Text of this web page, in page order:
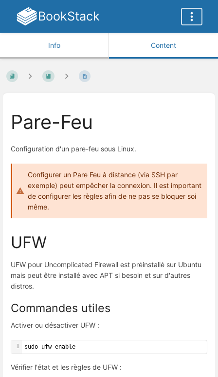
BookStack
Info Content
Pare-Feu
Configuration d'un pare-feu sous Linux.
Configurer un Pare Feu à distance (via SSH par
exemple) peut empêcher la connexion. Il est important
de configurer les règles afin de ne pas se bloquer soi
même.
UFW
UFW pour Uncomplicated Firewall est préinstallé sur Ubuntu
mais peut être installé avec APT si besoin et sur d'autres
distros.
Commandes utiles
Activer ou désactiver UFW :
1 sudo ufw enable
Vérifier l'état et les règles de UFW :